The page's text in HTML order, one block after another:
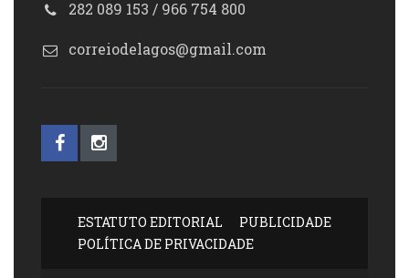
282 089 153 / 966 754 800
correiodelagos@gmail.com
ESTATUTO EDITORIAL
PUBLICIDADE
POLÍTICA DE PRIVACIDADE